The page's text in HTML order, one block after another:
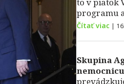
programu
Čítať viac |
Skupina